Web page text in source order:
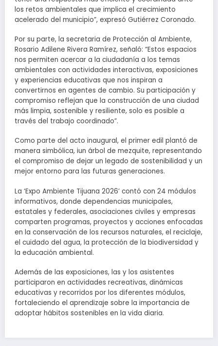
los retos ambientales que implica el crecimiento
acelerado del municipio”, expresó Gutiérrez Coronado.
Por su parte, la secretaria de Protección al Ambiente,
Rosario Adilene Rivera Ramírez, señaló: “Estos espacios
nos permiten acercar a la ciudadanía a los temas
ambientales con actividades interactivas, exposiciones
y experiencias educativas que nos inspiran a
convertirnos en agentes de cambio. Su participación y
compromiso reflejan que la construcción de una ciudad
más limpia, sostenible y resiliente, solo es posible a
través del trabajo coordinado”.
Como parte del acto inaugural, el primer edil plantó de
manera simbólica, iun árbol de mezquite, representando
el compromiso de dejar un legado de sostenibilidad y un
mejor entorno para las futuras generaciones.
La ‘Expo Ambiente Tijuana 2026’ contó con 24 módulos
informativos, donde dependencias municipales,
estatales y federales, asociaciones civiles y empresas
comparten programas, proyectos y acciones enfocadas
en la conservación de los recursos naturales, el reciclaje,
el cuidado del agua, la protección de la biodiversidad y
la educación ambiental.
Además de las exposiciones, las y los asistentes
participaron en actividades recreativas, dinámicas
educativas y recorridos por los diferentes módulos,
fortaleciendo el aprendizaje sobre la importancia de
adoptar hábitos sostenibles en la vida diaria.